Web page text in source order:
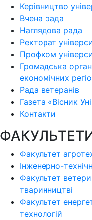
Керівництво
Вчена рада
Наглядова рада
Ректорат
Профком
Громадська
економічних
Рада ветеранів
Газета «Вісник
Контакти
Факультет
Інженерно-
Факультет
тваринництві
Факультет
технологій